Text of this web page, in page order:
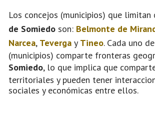
Los concejos (municipios) que limitan
de Somiedo son: Belmonte de
Narcea, Teverga y Tineo. Cada uno
(municipios) comparte fronteras
Somiedo, lo que implica que
territoriales y pueden tener
sociales y económicas entre ellos.